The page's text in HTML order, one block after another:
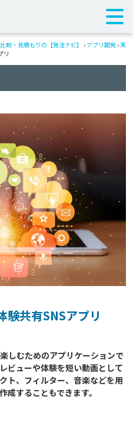
較・見積もりの【発注ナビ】 › アプリ開発 › 実
リ
験共有SNSアプリ
しむためのアプリケーションで
ビューや体験を短い動画として
ト、フィルター、音楽などを用